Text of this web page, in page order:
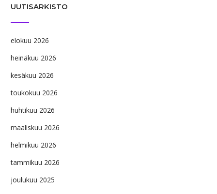
UUTISARKISTO
elokuu 2026
heinäkuu 2026
kesäkuu 2026
toukokuu 2026
huhtikuu 2026
maaliskuu 2026
helmikuu 2026
tammikuu 2026
joulukuu 2025